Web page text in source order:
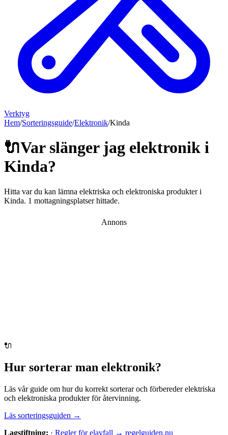
Verktyg
Hem/Sorteringsguide/Elektronik/Kinda
🔌Var slänger jag elektronik i
Kinda?
Hitta var du kan lämna elektriska och elektroniska produkteri
Kinda. 1 mottagningsplatser hittade.
Annons
🔌
Hur sorterar man elektronik?
Läs vår guide om hur du korrekt sorterar och förberederelektriska
och elektroniska produkterför återvinning.
Läs sorteringsguiden →
Lagstiftning: · Regler för elavfall → regelguiden.nu